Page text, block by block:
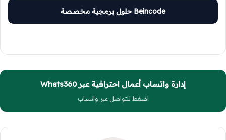
Beincode حلول برمجية مخصصة
إدارة واتساب أعمال احترافية عبر Whats360
اضغط للتواصل عبر واتساب